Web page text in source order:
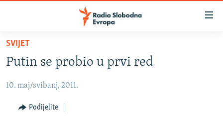
Pređite
glavni
Pređite
BOSNA I HERCEGOVINA
SRBIJA
KOSOVO
SVIJET
Putin se probio u prvi red
10. maj/svibanj, 2011.
Podijelite